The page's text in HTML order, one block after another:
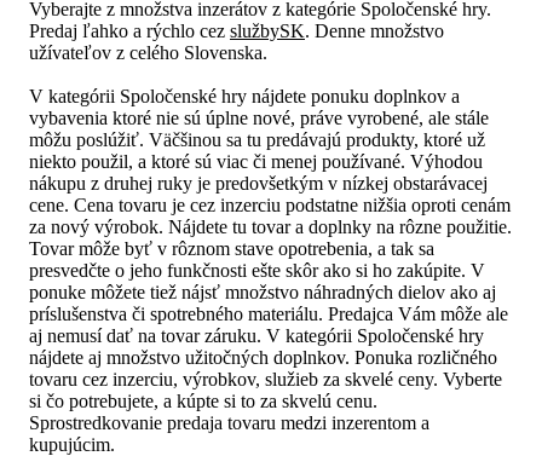
Vyberajte z množstva inzerátov z kategórie Spoločenské hry.
Predaj ľahko a rýchlo cez službySK. Denne množstvo
užívateľov z celého Slovenska.
V kategórii Spoločenské hry nájdete ponuku doplnkov a
vybavenia ktoré nie sú úplne nové, práve vyrobené, ale stále
môžu poslúžiť. Väčšinou sa tu predávajú produkty, ktoré už
niekto použil, a ktoré sú viac či menej používané. Výhodou
nákupu z druhej ruky je predovšetkým v nízkej obstarávacej
cene. Cena tovaru je cez inzerciu podstatne nižšia oproti cenám
za nový výrobok. Nájdete tu tovar a doplnky na rôzne použitie.
Tovar môže byť v rôznom stave opotrebenia, a tak sa
presvedčte o jeho funkčnosti ešte skôr ako si ho zakúpite. V
ponuke môžete tiež nájsť množstvo náhradných dielov ako aj
príslušenstva či spotrebného materiálu. Predajca Vám môže ale
aj nemusí dať na tovar záruku. V kategórii Spoločenské hry
nájdete aj množstvo užitočných doplnkov. Ponuka rozličného
tovaru cez inzerciu, výrobkov, služieb za skvelé ceny. Vyberte
si čo potrebujete, a kúpte si to za skvelú cenu.
Sprostredkovanie predaja tovaru medzi inzerentom a
kupujúcim.